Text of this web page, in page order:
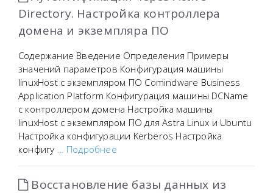
Directory. Настройка контроллера
домена и экземпляра ПО
Содержание Введение Определения Примеры
значений параметров Конфигурация машины
linuxHost с экземпляром ПО Comindware Business
Application Platform Конфигурация машины DCName
с контроллером домена Настройка машины
linuxHost с экземпляром ПО для Astra Linux и Ubuntu
Настройка конфигурации Kerberos Настройка
конфигу … Подробнее
Восстановление базы данных из